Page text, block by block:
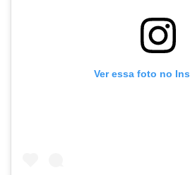
Ver essa foto no